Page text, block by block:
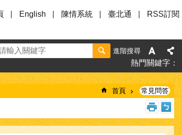
English 陳情系統 臺北通 RSS訂閱
進階搜尋
熱門關鍵字
首頁 常見問答